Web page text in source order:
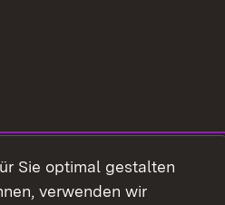
Sie optimal gestalten
verwenden wir